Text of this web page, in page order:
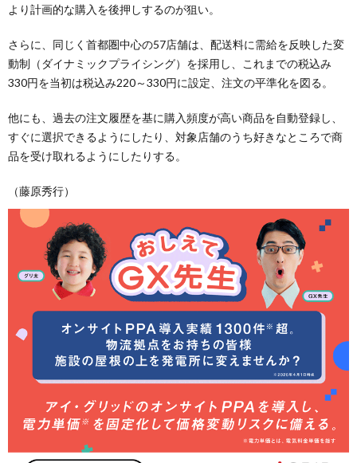
より計画的な購入を後押しするのが狙い。
さらに、同じく首都圏中心の57店舗は、配送料に需給を反映した変
動制（ダイナミックプライシング）を採用し、これまでの税込み
330円を当初は税込み220～330円に設定、注文の平準化を図る。
他にも、過去の注文履歴を基に購入頻度が高い商品を自動登録し、
すぐに選択できるようにしたり、対象店舗のうち好きなところで商
品を受け取れるようにしたりする。
（藤原秀行）